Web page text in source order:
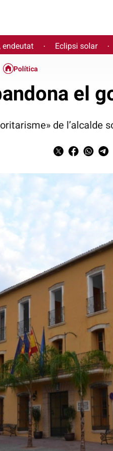
endeutat · Eclipsi solar ·
Política
el
de l’alcalde